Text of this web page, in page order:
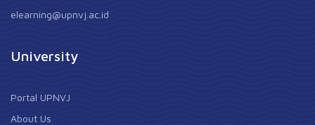
elearning@upnvj.ac.id
University
Portal UPNVJ
About Us